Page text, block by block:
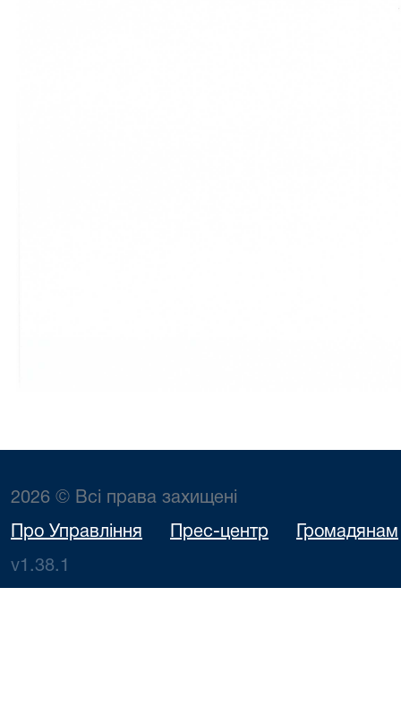
2026 © Всі права захищені
Про Управління Прес-центр Громадянам
v1.38.1